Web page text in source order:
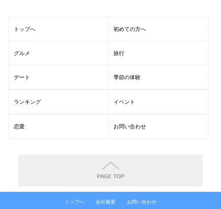
トップへ 初めての方へ
グルメ 旅行
デート 季節の体験
ランキング イベント
恋愛 お問い合わせ
トップへ 会社概要 お問い合わせ